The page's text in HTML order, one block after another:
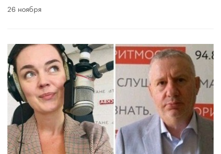
26 ноября